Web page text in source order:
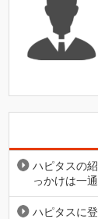
ハピタスの
っかけは一
ハピタスに